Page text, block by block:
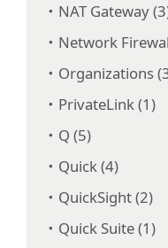
NAT Gateway
Network
Organizations
PrivateLink (1)
Q (5)
Quick (4)
QuickSight (2)
Quick Suite (1)